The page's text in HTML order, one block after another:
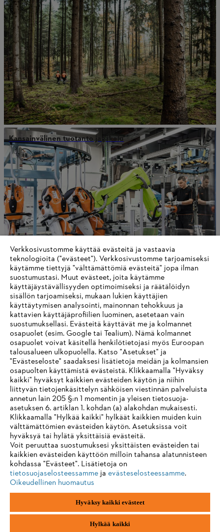
Kansainvälinen tuotanto ja jakelu
Arvomme
Tietoa toimittajille
Tuotteet
Yhteystiedot
Ura
Ilmiantajajärjestelmä
Yksityisyyden suoja Evästetiedot
ANDREAS STIHL AG & Co. KG ©2023
Verkkosivustomme käyttää evästeitä ja vastaavia
teknologioita ("evästeet"). Verkkosivustomme tarjoamiseksi
käytämme tiettyjä "välttämättömiä evästeitä" jopa ilman
suostumustasi. Muut evästeet, joita käytämme
käyttäjäystävällisyyden optimoimiseksi ja räätälöidyn
sisällön tarjoamiseksi, mukaan lukien käyttäjien
käyttäytymisen analysointi, mainonnan tehokkuus ja
kattavien käyttäjäprofiilien luominen, asetetaan vain
suostumuksellasi. Evästeitä käyttävät me ja kolmannet
osapuolet (esim. Google tai Tealium). Nämä kolmannet
osapuolet voivat käsitellä henkilötietojasi myös Euroopan
talousalueen ulkopuolella. Katso "Asetukset" ja
"Evästeseloste" saadaksesi lisätietoja meidän ja kolmansien
osapuolten käyttämistä evästeistä. Klikkaamalla "Hyväksy
kaikki" hyväksyt kaikkien evästeiden käytön ja niihin
liittyvän tietojenkäsittelyn sähköisen viestinnän palveluista
annetun lain 205 §:n 1 momentin ja yleisen tietosuoja-
asetuksen 6. artiklan 1. kohdan (a) alakohdan mukaisesti.
Klikkaamalla "Hylkää kaikki" hylkäät kaikkien muiden kuin
välttämättömien evästeiden käytön. Asetuksissa voit
hyväksyä tai hylätä yksittäisiä evästeitä.
Voit peruuttaa suostumuksesi yksittäisten evästeiden tai
kaikkien evästeiden käyttöön milloin tahansa alatunnisteen
kohdassa "Evästeet". Lisätietoja on
tietosuojaselosteessammeja evästeselosteessamme.
Oikeudellinen huomautus
Hyväksy kaikki evästeet
Hylkää kaikki